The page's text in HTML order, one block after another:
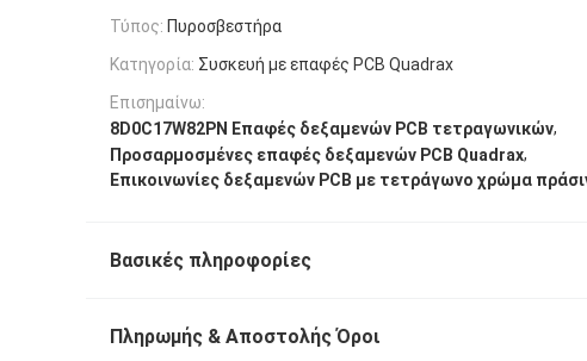
Τύπος: Πυροσβεστήρα
Κατηγορία: Συσκευή με επαφές PCB Quadrax
Επισημαίνω:
8D0C17W82PN Επαφές δεξαμενών PCB τετραγωνικών,
Προσαρμοσμένες επαφές δεξαμενών PCB Quadrax,
Επικοινωνίες δεξαμενών PCB με τετράγωνο χρώμα
Βασικές πληροφορίες
Πληρωμής & Αποστολής Όροι